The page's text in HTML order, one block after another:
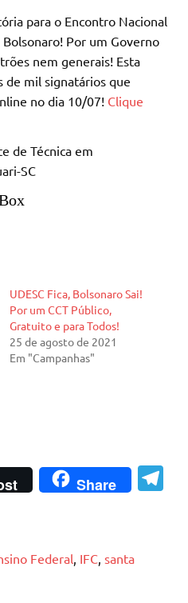
para o Encontro Nacional
Por um Governo
nem generais! Esta
de mil signatários que
no dia 10/07! Clique
de Técnica em
SC
UDESC Fica, Bolsonaro Sai!
Por um CCT Público,
Gratuito e para Todos!
25 de agosto de 2021
Em "Campanhas"
Share
Federal, IFC, santa